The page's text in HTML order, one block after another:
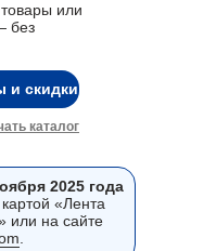
или
без
каталог
и скидки
2025 года
«Лента
или на сайте